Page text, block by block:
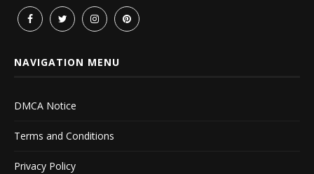
NAVIGATION MENU
DMCA Notice
Terms and Conditions
Privacy Policy